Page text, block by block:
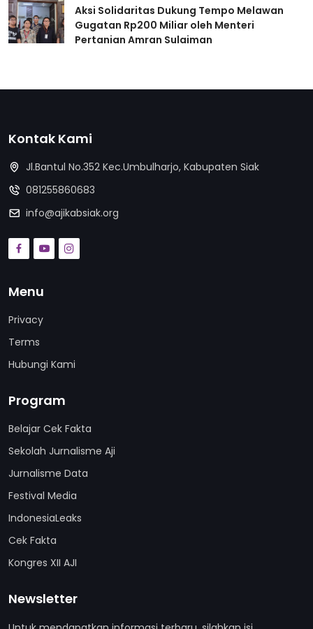
Aksi Solidaritas Dukung Tempo Melawan
Gugatan Rp200 Miliar oleh Menteri
Pertanian Amran Sulaiman
Kontak Kami
Jl.Bantul No.352 Kec.Umbulharjo, Kabupaten Siak
081255860683
info@ajikabsiak.org
Menu
Privacy
Terms
Hubungi Kami
Program
Belajar Cek Fakta
Sekolah Jurnalisme Aji
Jurnalisme Data
Festival Media
IndonesiaLeaks
Cek Fakta
Kongres XII AJI
Newsletter